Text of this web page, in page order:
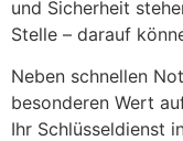
und Sicherheit
Stelle – darauf
Neben schnellen
besonderen Wert
Ihr Schlüsseldienst